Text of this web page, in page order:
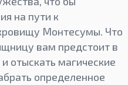
на пути к
Монтесумы. Что
вам предстоит в
отыскать магические
определенное